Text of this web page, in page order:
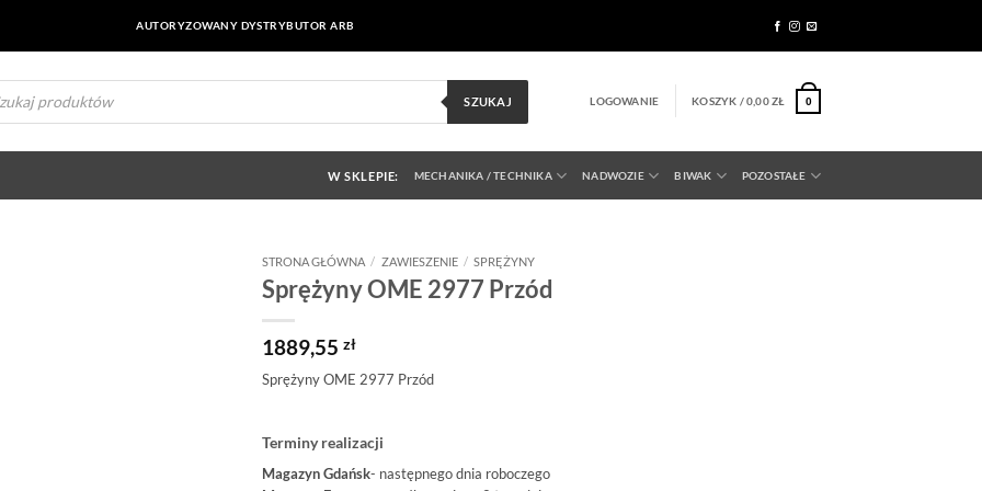
AUTORYZOWANY DYSTRYBUTOR ARB
SZUKAJ LOGOWANIE KOSZYK /0,00ZŁ 0
W SKLEPIE: MECHANIKA / TECHNIKA NADWOZIE BIWAK POZOSTAŁE
STRONA GŁÓWNA / ZAWIESZENIE / SPRĘŻYNY
Sprężyny OME 2977 Przód
1889,55 zł
Sprężyny OME 2977 Przód
Terminy realizacji
Magazyn Gdańsk- następnego dnia roboczego